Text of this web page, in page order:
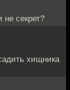
не секрет?
хищника